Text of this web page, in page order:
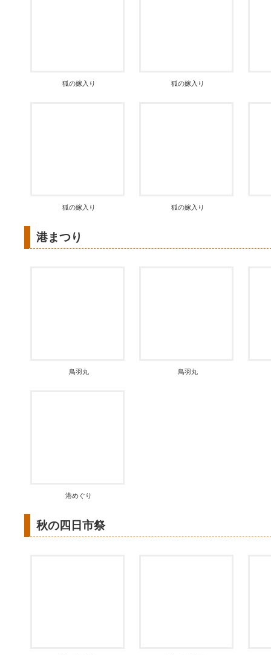
狐の嫁入り 狐の嫁入り
狐の嫁入り 狐の嫁入り
港まつり
鳥羽丸 鳥羽丸
港めぐり
秋の四日市祭